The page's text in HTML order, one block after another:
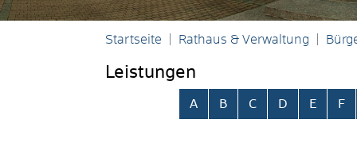
Startseite Rathaus & Verwaltung
Leistungen
Alphabetisches Register
A B C D E F